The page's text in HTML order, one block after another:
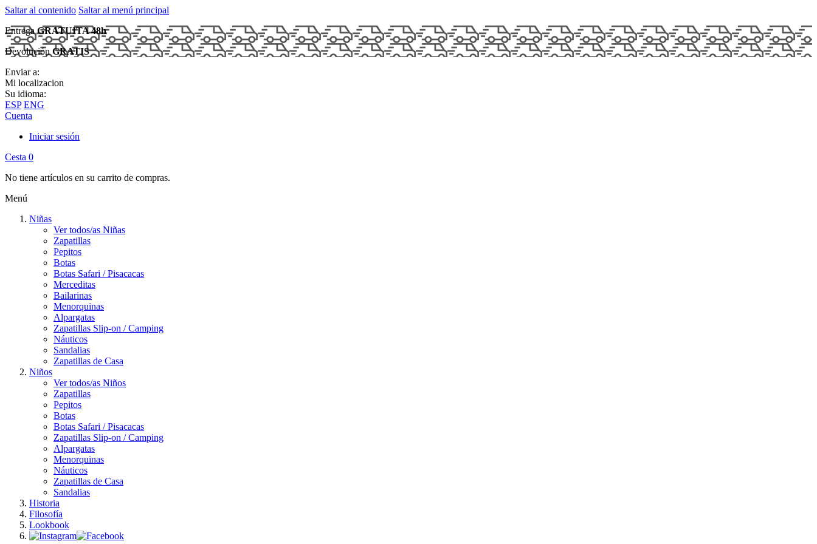
Saltar al contenido Saltar al menú principal
EntregaGRATUITA 48h
DevoluciónGRATIS
Enviar a:
Mi localizacion
Su idioma:
ESP ENG
Cuenta
Iniciar sesión
Cesta 0
No tiene artículos en su carrito de compras.
Menú
Niñas
Ver todos/as Niñas
Zapatillas
Pepitos
Botas
Botas Safari / Pisacacas
Merceditas
Bailarinas
Menorquinas
Alpargatas
Zapatillas Slip-on / Camping
Náuticos
Sandalias
Zapatillas de Casa
Niños
Ver todos/as Niños
Zapatillas
Pepitos
Botas
Botas Safari / Pisacacas
Zapatillas Slip-on / Camping
Alpargatas
Menorquinas
Náuticos
Zapatillas de Casa
Sandalias
Historia
Filosofía
Lookbook